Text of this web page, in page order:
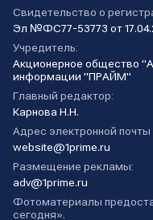
Свидетельство о
Эл №ФС77-53773 от
Учредитель:
Акционерное общество
информации "ПРАЙМ"
Главный редактор:
Карнова Н.Н.
Адрес электронной
website@1prime.ru
Размещение рекламы:
adv@1prime.ru
Фотоматериалы
сегодня».